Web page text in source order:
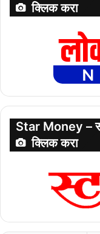
क्लिक करा
Star Money –
क्लिक करा